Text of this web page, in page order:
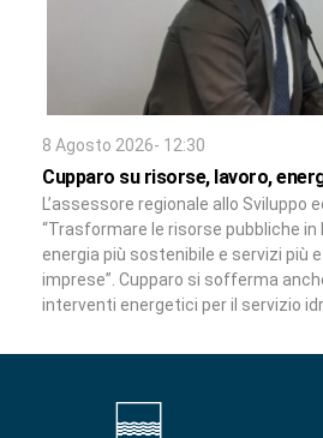
8 Agosto 2026- 12:30
Cupparo su risorse, lavoro,
L’assessore regionale allo Sviluppo
“Trasformare le risorse pubbliche
energia più sostenibile e servizi più
imprese”. Cupparo si sofferma
interventi energetici per il servizio